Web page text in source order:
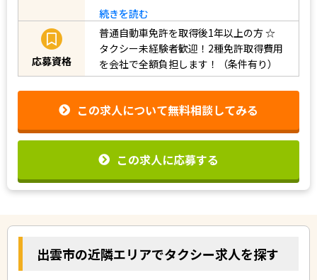
続きを読む
応募資格
普通自動車免許を取得後1年以上の方☆
タクシー未経験者歓迎！2種免許取得費用
を会社で全額負担します！（条件有り）
この求人について無料相談してみる
この求人に応募する
出雲市の近隣エリアでタクシー求人を探す